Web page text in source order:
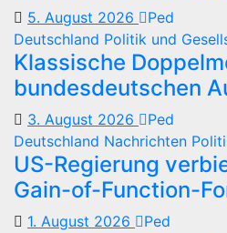
5. August 2026
Ped
Deutschland Politik und
Klassische
bundesdeutschen
3. August 2026
Ped
Deutschland Nachrichten
US-Regierung
Gain-of-Function-
1. August 2026
Ped